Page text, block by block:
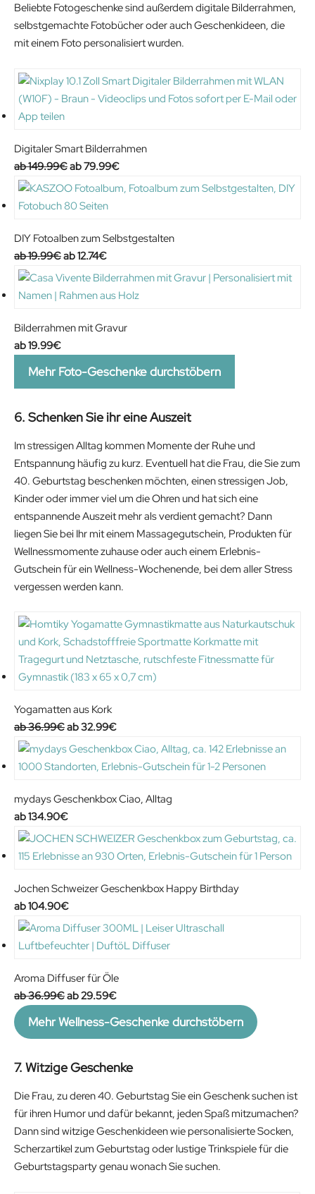
.
1
0
.
9
€
.
w
a
s
2
6
9
€
.
s
:
1
.
9
.
Beliebte Fotogeschenke sind außerdem digitale Bilderrahmen,
selbstgemachte Fotobücher oder auch Geschenkideen, die
mit einem Foto personalisiert wurden.
Digitaler Smart Bilderrahmen
149.99€O
r
i
i
n
r
c
e
a
:
1
4
9
.
9
9
€
.
79.99€C
u
e
p
i
e
i
:
9
.
9
9
€
.
DIY Fotoalben zum Selbstgestalten
19.99€O
r
i
i
l
r
c
e
w
a
s
:
1
9
.
9
€
.
12.74€C
u
r
e
p
i
e
s
:
1
2
.
7
4
.
Bilderrahmen mit Gravur
19.99€
Mehr Foto-Geschenke durchstöbern
6. Schenken Sie ihr eine Auszeit
Im stressigen Alltag kommen Momente der Ruhe und
Entspannung häufig zu kurz. Eventuell hat die Frau, die Sie zum
40. Geburtstag beschenken möchten, einen stressigen Job,
Kinder oder immer viel um die Ohren und hat sich eine
entspannende Auszeit mehr als verdient gemacht? Dann
liegen Sie bei Ihr mit einem Massagegutschein, Produkten für
Wellnessmomente zuhause oder auch einem Erlebnis-
Gutschein für ein Wellness-Wochenende, bei dem aller Stress
vergessen werden kann.
Yogamatten aus Kork
36.99€O
r
i
i
n
a
r
i
c
a
s
:
3
9
€
.
32.99€C
u
r
e
t
p
i
e
:
3
2
.
9
.
mydays Geschenkbox Ciao, Alltag
134.90€
Jochen Schweizer Geschenkbox Happy Birthday
104.90€
Aroma Diffuser für Öle
36.99€O
i
i
a
l
p
r
i
29.59€C
r
e
t
p
r
i
c
Mehr Wellness-Geschenke durchstöbern
7. Witzige Geschenke
Die Frau, zu deren 40. Geburtstag Sie ein Geschenk suchen ist
für ihren Humor und dafür bekannt, jeden Spaß mitzumachen?
Dann sind witzige Geschenkideen wie personalisierte Socken,
Scherzartikel zum Geburtstag oder lustige Trinkspiele für die
Geburtstagsparty genau wonach Sie suchen.